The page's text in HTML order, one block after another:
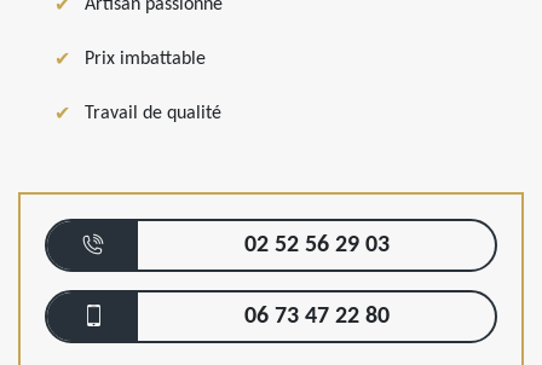
Artisan passionné
Prix imbattable
Travail de qualité
02 52 56 29 03
06 73 47 22 80